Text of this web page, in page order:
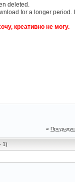
deleted.
for a longer period.
креативно не могу.
«
1)